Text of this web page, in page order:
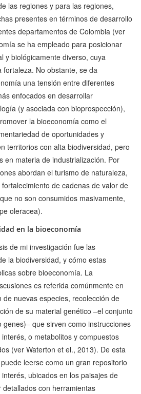
las regiones y para las regiones,
presentes en términos de desarrollo
departamentos de Colombia (ver
se ha empleado para posicionar
y biológicamente diverso, cuya
fortaleza. No obstante, se da
una tensión entre diferentes
enfocados en desarrollar
(y asociada con bioprospección),
la bioeconomía como el
de oportunidades y
territorios con alta biodiversidad, pero
en materia de industrialización. Por
abordan el turismo de naturaleza,
de cadenas de valor de
no son consumidos masivamente,
oleracea).
en la bioeconomía
de mi investigación fue las
la biodiversidad, y cómo estas
sobre bioeconomía. La
es referida comúnmente en
nuevas especies, recolección de
de su material genético –el conjunto
genes)– que sirven como instrucciones
o metabolitos y compuestos
(ver Waterton et el., 2013). De esta
leerse como un gran repositorio
ubicados en los paisajes de
con herramientas